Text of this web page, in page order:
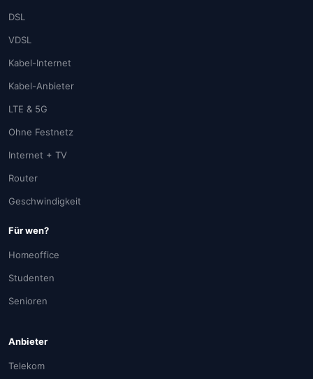
DSL
VDSL
Kabel-Internet
Kabel-Anbieter
LTE & 5G
Ohne Festnetz
Internet + TV
Router
Geschwindigkeit
Für wen?
Homeoffice
Studenten
Senioren
Anbieter
Telekom